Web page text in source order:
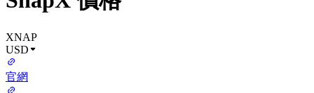
XNAP
USD
官網